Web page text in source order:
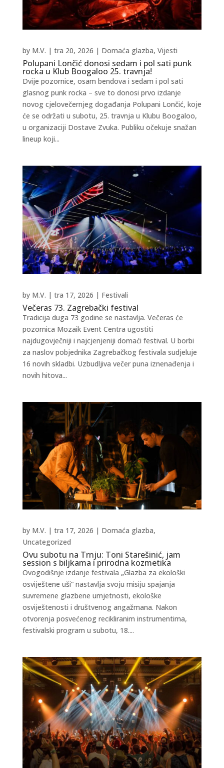
Polupani Lončić donosi sedam i pol sati punk
rocka u Klub Boogaloo 25. travnja!
by M.V. | tra 20, 2026 | Domaća glazba, Vijesti
Dvije pozornice, osam bendova i sedam i pol sati
glasnog punk rocka – sve to donosi prvo izdanje
novog cjelovečernjeg događanja Polupani Lončić, koje
će se održati u subotu, 25. travnja u Klubu Boogaloo,
u organizaciji Dostave Zvuka. Publiku očekuje snažan
lineup koji...
Večeras 73. Zagrebački festival
by M.V. | tra 17, 2026 | Festivali
Tradicija duga 73 godine se nastavlja. Večeras će
pozornica Mozaik Event Centra ugostiti
najdugovječniji i najcjenjeniji domaći festival. U borbi
za naslov pobjednika Zagrebačkog festivala sudjeluje
16 novih skladbi. Uzbudljiva večer puna iznenađenja i
novih hitova...
Ovu subotu na Trnju: Toni Starešinić, jam
session s biljkama i prirodna kozmetika
by M.V. | tra 17, 2026 | Domaća glazba,
Uncategorized
Ovogodišnje izdanje festivala „Glazba za ekološki
osviještene uši“ nastavlja svoju misiju spajanja
suvremene glazbene umjetnosti, ekološke
osviještenosti i društvenog angažmana. Nakon
otvorenja posvećenog recikliranim instrumentima,
festivalski program u subotu, 18....